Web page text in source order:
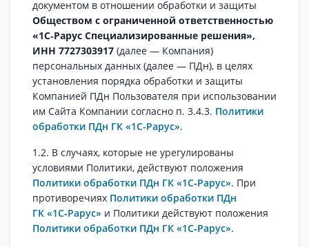
документом в отношении обработки и защиты
Обществом с ограниченной ответственностью
«1С‑Рарус Специализированные решения»,
ИНН 7727303917 (далее — Компания)
персональных данных (далее — ПДн), в целях
установления порядка обработки и защиты
Компанией ПДн Пользователя при использовании
им Сайта Компании согласно п. 3.4.3. Политики
обработки ПДн ГК «1С-Рарус».
1.2. В случаях, которые не урегулированы
условиями Политики, действуют положения
Политики обработки ПДн ГК «1С‑Рарус». При
противоречиях Политики обработки ПДн
ГК «1С‑Рарус» и Политики действуют положения
Политики обработки ПДн ГК «1С‑Рарус».